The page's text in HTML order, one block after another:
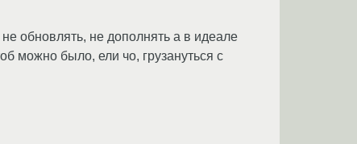
обновлять, не дополнять а в идеале
можно было, ели чо, грузануться с